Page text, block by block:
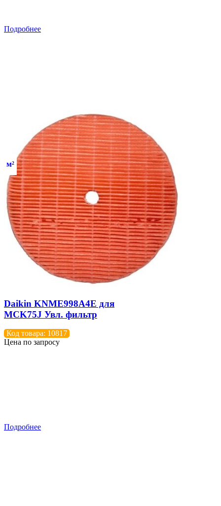
Подробнее
м²
Daikin KNME998A4E для
МСK75J Увл. фильтр
Код товара: 10817
Цена по запросу
Подробнее